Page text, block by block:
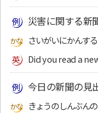
災害に関する新
さいがいにかんす
Did you read a
今日の新聞の見
きょうのしんぶん